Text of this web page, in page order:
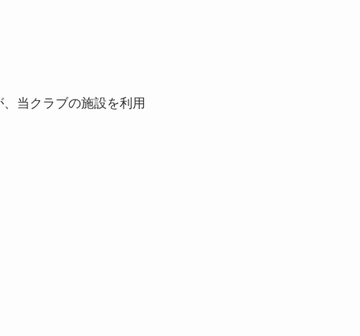
当クラブの施設を利用